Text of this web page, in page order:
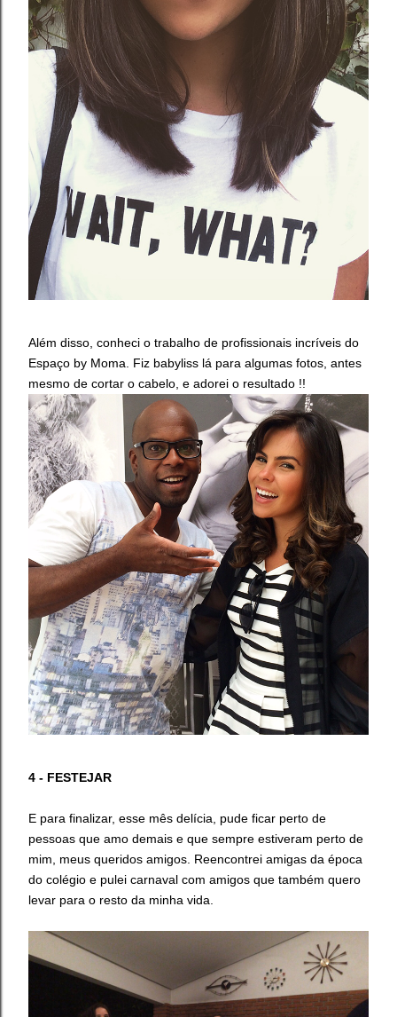
Além disso, conheci o trabalho de profissionais incríveis do
Espaço by Moma. Fiz babyliss lá para algumas fotos, antes
mesmo de cortar o cabelo, e adorei o resultado !!
4 - FESTEJAR
E para finalizar, esse mês delícia, pude ficar perto de
pessoas que amo demais e que sempre estiveram perto de
mim, meus queridos amigos. Reencontrei amigas da época
do colégio e pulei carnaval com amigos que também quero
levar para o resto da minha vida.